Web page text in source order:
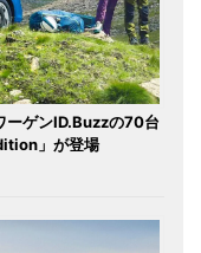
ーゲンID.Buzzの70台
」が登場